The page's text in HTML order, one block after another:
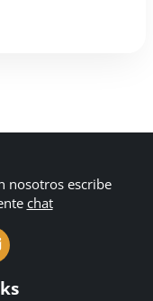
nosotros escribe
chat